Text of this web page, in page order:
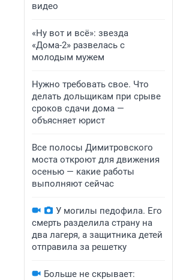
видео
«Ну вот и всё»: звезда
«Дома-2» развелась с
молодым мужем
Нужно требовать свое. Что
делать дольщикам при срыве
сроков сдачи дома —
объясняет юрист
Все полосы Димитровского
моста откроют для движения
осенью — какие работы
выполняют сейчас
У могилы педофила. Его
смерть разделила страну на
два лагеря, а защитника детей
отправила за решетку
Больше не скрывает: